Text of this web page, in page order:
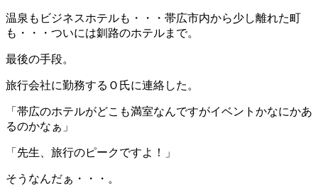
温泉もビジネスホテルも・・・帯広市内から少し離れた町
も・・・ついには釧路のホテルまで。
最後の手段。
旅行会社に勤務するＯ氏に連絡した。
「帯広のホテルがどこも満室なんですがイベントかなにかあ
るのかなぁ」
「先生、旅行のピークですよ！」
そうなんだぁ・・・。